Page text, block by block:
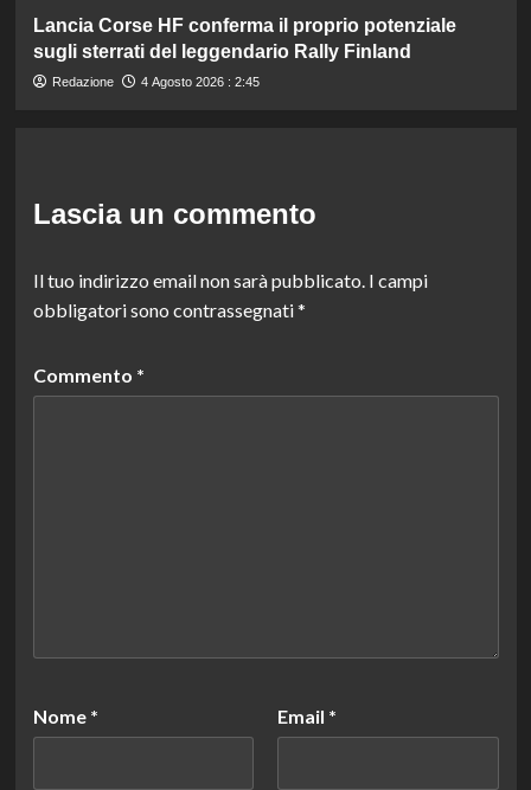
Lancia Corse HF conferma il proprio potenziale
sugli sterrati del leggendario Rally Finland
Redazione 4 Agosto 2026 : 2:45
Lascia un commento
Il tuo indirizzo email non sarà pubblicato. I campi
obbligatori sono contrassegnati*
Commento *
Nome * Email *